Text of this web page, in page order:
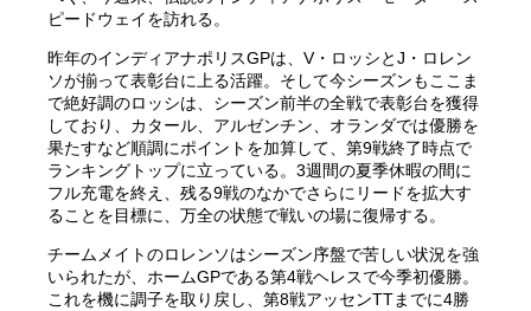
ピードウェイを訪れる。
昨年のインディアナポリスGPは、V・ロッシとJ・ロレン
ソが揃って表彰台に上る活躍。そして今シーズンもここま
で絶好調のロッシは、シーズン前半の全戦で表彰台を獲得
しており、カタール、アルゼンチン、オランダでは優勝を
果たすなど順調にポイントを加算して、第9戦終了時点で
ランキングトップに立っている。3週間の夏季休暇の間に
フル充電を終え、残る9戦のなかでさらにリードを拡大す
ることを目標に、万全の状態で戦いの場に復帰する。
チームメイトのロレンソはシーズン序盤で苦しい状況を強
いられたが、ホームGPである第4戦ヘレスで今季初優勝。
これを機に調子を取り戻し、第8戦アッセンTTまでに4勝